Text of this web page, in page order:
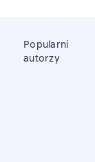
Popularni
autorzy